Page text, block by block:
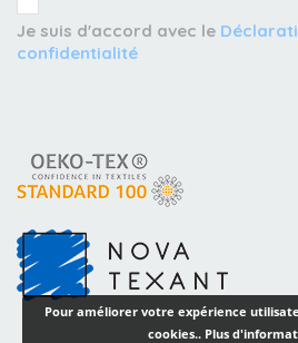
Pour améliorer votre expérience
cookies.. Plus
Je suis d'accord avec le
confidentialité